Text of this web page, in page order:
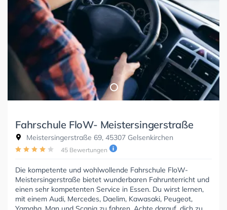
Fahrschule FloW- Meistersingerstraße
Meistersingerstraße 69, 45307 Gelsenkirchen
45 Bewertungen
Die kompetente und wohlwollende Fahrschule FloW-
Meistersingerstraße bietet wunderbaren Fahrunterricht und
einen sehr kompetenten Service in Essen. Du wirst lernen,
mit einem Audi, Mercedes, Daelim, Kawasaki, Peugeot,